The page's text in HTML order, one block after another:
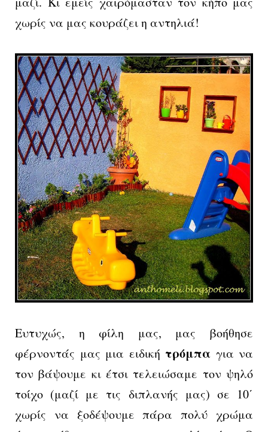
χωρίς να μας κουράζει η αντηλιά!
Ευτυχώς, η φίλη μας, μας βοήθησε
φέρνοντάς μας μια ειδική τρόμπα για να
τον βάψουμε κι έτσι τελειώσαμε τον ψηλό
τοίχο (μαζί με τις διπλανής μας) σε 10΄
χωρίς να ξοδέψουμε πάρα πολύ χρώμα